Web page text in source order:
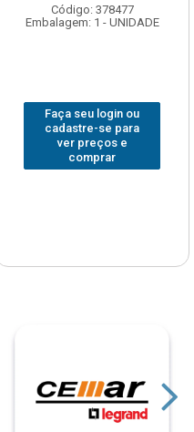
Código: 378477
Embalagem: 1 - UNIDADE
Faça seu login ou
cadastre-se para
ver preços e
comprar